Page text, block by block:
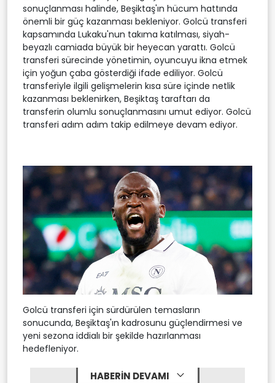
sonuçlanması halinde, Beşiktaş'ın hücum hattında
önemli bir güç kazanması bekleniyor. Golcü transferi
kapsamında Lukaku'nun takıma katılması, siyah-
beyazlı camiada büyük bir heyecan yarattı. Golcü
transferi sürecinde yönetimin, oyuncuyu ikna etmek
için yoğun çaba gösterdiği ifade ediliyor. Golcü
transferiyle ilgili gelişmelerin kısa süre içinde netlik
kazanması beklenirken, Beşiktaş taraftarı da
transferin olumlu sonuçlanmasını umut ediyor. Golcü
transferi adım adım takip edilmeye devam ediyor.
Golcü transferi için sürdürülen temasların
sonucunda, Beşiktaş'ın kadrosunu güçlendirmesi ve
yeni sezona iddialı bir şekilde hazırlanması
hedefleniyor.
HABERİN DEVAMI